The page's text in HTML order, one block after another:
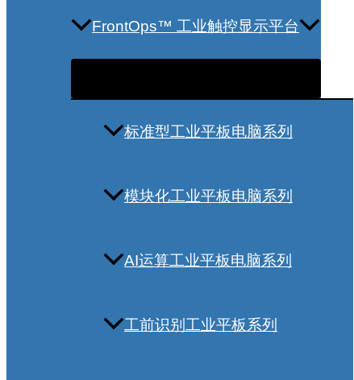
FrontOps™ 工业触控显示平台
标准型工业平板电脑系列
模块化工业平板电脑系列
AI运算工业平板电脑系列
工前识别工业平板系列